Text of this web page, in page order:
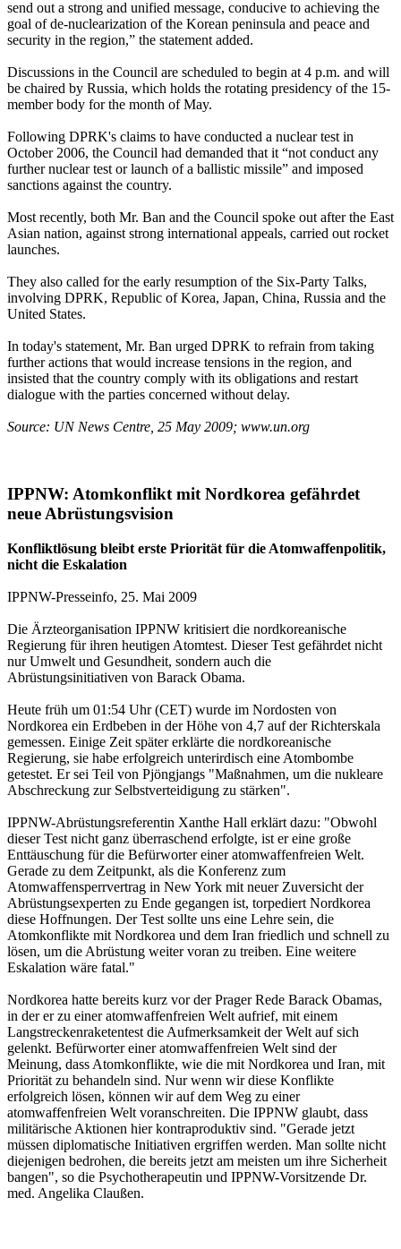
send out a strong and unified message, conducive to achieving the
goal of de-nuclearization of the Korean peninsula and peace and
security in the region,” the statement added.
Discussions in the Council are scheduled to begin at 4 p.m. and will
be chaired by Russia, which holds the rotating presidency of the 15-
member body for the month of May.
Following DPRK's claims to have conducted a nuclear test in
October 2006, the Council had demanded that it “not conduct any
further nuclear test or launch of a ballistic missile” and imposed
sanctions against the country.
Most recently, both Mr. Ban and the Council spoke out after the East
Asian nation, against strong international appeals, carried out rocket
launches.
They also called for the early resumption of the Six-Party Talks,
involving DPRK, Republic of Korea, Japan, China, Russia and the
United States.
In today's statement, Mr. Ban urged DPRK to refrain from taking
further actions that would increase tensions in the region, and
insisted that the country comply with its obligations and restart
dialogue with the parties concerned without delay.
Source: UN News Centre, 25 May 2009; www.un.org
IPPNW: Atomkonflikt mit Nordkorea gefährdet
neue Abrüstungsvision
Konfliktlösung bleibt erste Priorität für die Atomwaffenpolitik,
nicht die Eskalation
IPPNW-Presseinfo, 25. Mai 2009
Die Ärzteorganisation IPPNW kritisiert die nordkoreanische
Regierung für ihren heutigen Atomtest. Dieser Test gefährdet nicht
nur Umwelt und Gesundheit, sondern auch die
Abrüstungsinitiativen von Barack Obama.
Heute früh um 01:54 Uhr (CET) wurde im Nordosten von
Nordkorea ein Erdbeben in der Höhe von 4,7 auf der Richterskala
gemessen. Einige Zeit später erklärte die nordkoreanische
Regierung, sie habe erfolgreich unterirdisch eine Atombombe
getestet. Er sei Teil von Pjöngjangs "Maßnahmen, um die nukleare
Abschreckung zur Selbstverteidigung zu stärken".
IPPNW-Abrüstungsreferentin Xanthe Hall erklärt dazu: "Obwohl
dieser Test nicht ganz überraschend erfolgte, ist er eine große
Enttäuschung für die Befürworter einer atomwaffenfreien Welt.
Gerade zu dem Zeitpunkt, als die Konferenz zum
Atomwaffensperrvertrag in New York mit neuer Zuversicht der
Abrüstungsexperten zu Ende gegangen ist, torpediert Nordkorea
diese Hoffnungen. Der Test sollte uns eine Lehre sein, die
Atomkonflikte mit Nordkorea und dem Iran friedlich und schnell zu
lösen, um die Abrüstung weiter voran zu treiben. Eine weitere
Eskalation wäre fatal."
Nordkorea hatte bereits kurz vor der Prager Rede Barack Obamas,
in der er zu einer atomwaffenfreien Welt aufrief, mit einem
Langstreckenraketentest die Aufmerksamkeit der Welt auf sich
gelenkt. Befürworter einer atomwaffenfreien Welt sind der
Meinung, dass Atomkonflikte, wie die mit Nordkorea und Iran, mit
Priorität zu behandeln sind. Nur wenn wir diese Konflikte
erfolgreich lösen, können wir auf dem Weg zu einer
atomwaffenfreien Welt voranschreiten. Die IPPNW glaubt, dass
militärische Aktionen hier kontraproduktiv sind. "Gerade jetzt
müssen diplomatische Initiativen ergriffen werden. Man sollte nicht
diejenigen bedrohen, die bereits jetzt am meisten um ihre Sicherheit
bangen", so die Psychotherapeutin und IPPNW-Vorsitzende Dr.
med. Angelika Claußen.